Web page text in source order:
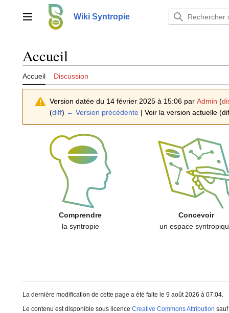
contenuMenu principalWiki Syntropie
Accueil
Accueil Discussion
Version datée du 14 février 2025 à 15:06 par Admin (
(diff) ← Version précédente | Voir la version actuelle
Comprendre
la syntropie
Concevoir
un espace
La dernière modification de cette page a été faite le 9 août 2026 à 07:04.
Le contenu est disponible sous licence Creative Commons Attribution